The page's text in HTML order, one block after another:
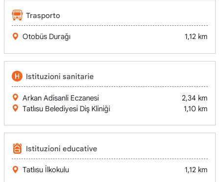
Trasporto
Otobüs Durağı 1,12 km
Istituzioni sanitarie
Arkan Adisanli Eczanesi
2,34 km
Tatlısu Belediyesi Diş Kliniği
1,10 km
Istituzioni educative
Tatlısu İlkokulu 1,12 km